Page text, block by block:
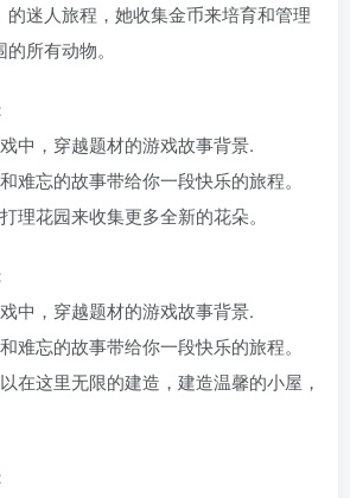
的迷人旅程，她收集金币来培育和管理
所有动物。
中，穿越题材的游戏故事背景.
难忘的故事带给你一段快乐的旅程。
理花园来收集更多全新的花朵。
中，穿越题材的游戏故事背景.
难忘的故事带给你一段快乐的旅程。
在这里无限的建造，建造温馨的小屋，